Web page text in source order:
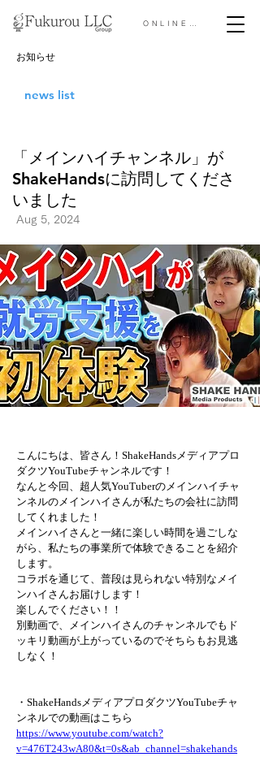
お知らせ
news list
「メインハイチャンネル」が
ShakeHandsに訪問してくださ
いました
Aug 5, 2024
こんにちは、皆さん！ShakeHandsメディアプロ
ダクツYouTubeチャンネルです！
なんと今回、超人気YouTuberのメインハイチャ
ンネルのメインハイさんが私たちの会社に訪問
してくれました！
メインハイさんと一緒に楽しい時間を過ごしな
がら、私たちの事業所で体験できることを紹介
します。
コラボを通じて、普段は見られない特別なメイ
ンハイさんお届けします！
楽しんでください！！
別動画で、メインハイさんのチャンネルでもド
ッキリ動画が上がっているのでそちらもお見逃
しなく！
・ShakeHandsメディアプロダクツYouTubeチャ
ンネルでの動画はこちら
https://www.youtube.com/watch?
v=476T243wA80&t=0s&ab_channel=shakehands